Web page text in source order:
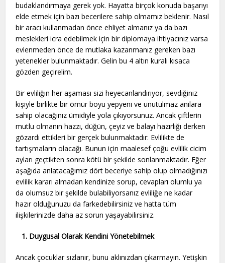
budaklandırmaya gerek yok. Hayatta birçok konuda başarıyı
elde etmek için bazı becerilere sahip olmamız beklenir. Nasıl
bir aracı kullanmadan önce ehliyet almanız ya da bazı
meslekleri icra edebilmek için bir diplomaya ihtiyacınız varsa
evlenmeden önce de mutlaka kazanmanız gereken bazı
yetenekler bulunmaktadır. Gelin bu 4 altın kuralı kısaca
gözden geçirelim.
Bir evliliğin her aşaması sizi heyecanlandırıyor, sevdiğiniz
kişiyle birlikte bir ömür boyu yepyeni ve unutulmaz anılara
sahip olacağınız ümidiyle yola çıkıyorsunuz. Ancak çiftlerin
mutlu olmanın hazzı, düğün, çeyiz ve balayı hazırlığı derken
gözardı ettikleri bir gerçek bulunmaktadır: Evlilikte de
tartışmaların olacağı. Bunun için maalesef çoğu evlilik cicim
ayları geçtikten sonra kötü bir şekilde sonlanmaktadır. Eğer
aşağıda anlatacağımız dört beceriye sahip olup olmadığınızı
evlilik kararı almadan kendinize sorup, cevapları olumlu ya
da olumsuz bir şekilde bulabiliyorsanız evliliğe ne kadar
hazır olduğunuzu da farkedebilirsiniz ve hatta tüm
ilişkilerinizde daha az sorun yaşayabilirsiniz.
1. Duygusal Olarak Kendini Yönetebilmek
Ancak çocuklar sızlanır, bunu aklınızdan çıkarmayın. Yetişkin